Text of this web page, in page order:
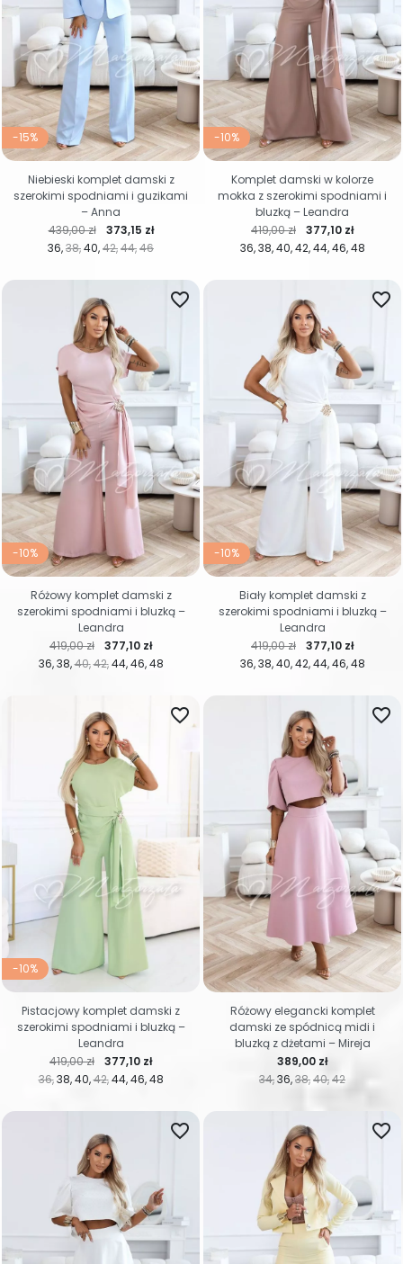
-15%
36 38 40 42 44 46
Cena regularna
439,00 zł Cena
373,15 zł
Niebieski komplet damski z
szerokimi spodniami i guzikami
– Anna
-10%
36 38 40 42 44 46 48
Cena regularna
419,00 zł Cena
377,10 zł
Komplet damski w kolorze
mokka z szerokimi spodniami i
bluzką – Leandra
-10%
36 38 40 42 44 46 48
favorite_border
Cena regularna
419,00 zł Cena
377,10 zł
Różowy komplet damski z
szerokimi spodniami i bluzką –
Leandra
-10%
36 38 40 42 44 46 48
favorite_border
Cena regularna
419,00 zł Cena
377,10 zł
Biały komplet damski z
szerokimi spodniami i bluzką –
Leandra
-10%
36 38 40 42 44 46 48
favorite_border
Cena regularna
419,00 zł Cena
377,10 zł
Pistacjowy komplet damski z
szerokimi spodniami i bluzką –
Leandra
34 36 38 40 42
favorite_border
Cena
389,00 zł
Różowy elegancki komplet
damski ze spódnicą midi i
bluzką z dżetami – Mireja
favorite_border favorite_border